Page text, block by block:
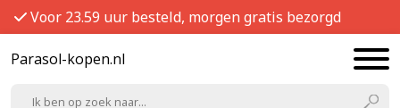
Voor 23.59 uur besteld, morgen gratis bezorgd
Parasol-kopen.nl